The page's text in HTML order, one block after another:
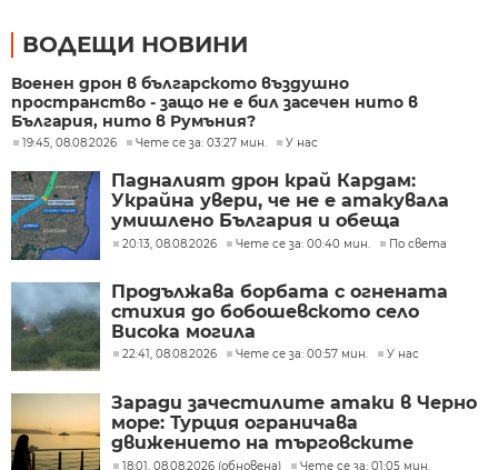
ВОДЕЩИ НОВИНИ
Военен дрон в българското въздушно
пространство - защо не е бил засечен нито в
България, нито в Румъния?
19:45, 08.08.2026 Чете се за: 03:27 мин. У нас
Падналият дрон край Кардам:
Украйна увери, че не е атакувала
умишлено България и обеща
разследване
20:13, 08.08.2026 Чете се за: 00:40 мин. По света
Продължава борбата с огнената
стихия до бобошевското село
Висока могила
22:41, 08.08.2026 Чете се за: 00:57 мин. У нас
Заради зачестилите атаки в Черно
море: Турция ограничава
движението на търговските
кораби
18:01, 08.08.2026 (обновена)
Чете се за: 01:05 мин.